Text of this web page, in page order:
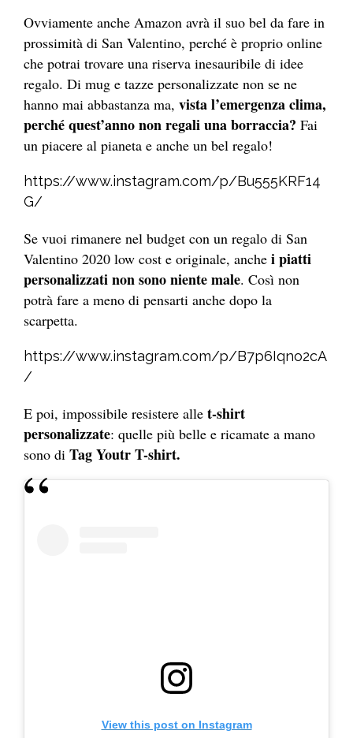
Ovviamente anche Amazon avrà il suo bel da fare in
prossimità di San Valentino, perché è proprio online
che potrai trovare una riserva inesauribile di idee
regalo. Di mug e tazze personalizzate non se ne
hanno mai abbastanza ma, vista l’emergenza clima,
perché quest’anno non regali una borraccia? Fai
un piacere al pianeta e anche un bel regalo!
https://www.instagram.com/p/Bu555KRF14
G/
Se vuoi rimanere nel budget con un regalo di San
Valentino 2020 low cost e originale, anche i piatti
personalizzati non sono niente male. Così non
potrà fare a meno di pensarti anche dopo la
scarpetta.
https://www.instagram.com/p/B7p6Iqno2cA
/
E poi, impossibile resistere alle t-shirt
personalizzate: quelle più belle e ricamate a mano
sono di Tag Youtr T-shirt.
View this post on Instagram